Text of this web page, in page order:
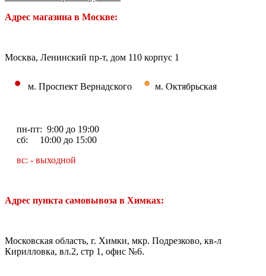
Адрес магазина в Москве:
Москва, Ленинский пр-т, дом 110 корпус 1
• м. Проспект Вернадского • м. Октябрьская
пн-пт: 9:00 до 19:00
сб: 10:00 до 15:00
вс: - выходной
Адрес пункта самовывоза в Химках:
Московская область, г. Химки, мкр. Подрезково, кв-л
Кирилловка, вл.2, стр 1, офис №6.